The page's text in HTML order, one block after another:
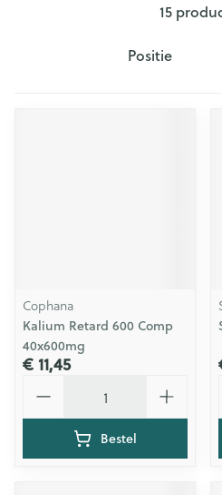
15
Sorteer op:
Cophana
Kalium Retard 600 Comp
40x600mg
€ 11,45
Bestel